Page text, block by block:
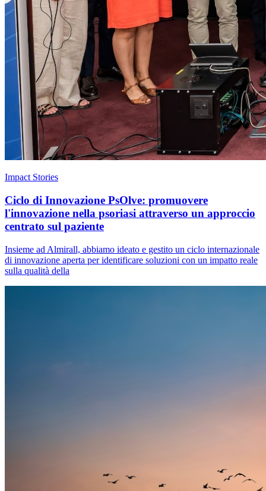
Impact Stories
Ciclo di Innovazione PsOlve: promuovere
l'innovazione nella psoriasi attraverso un approccio
centrato sul paziente
Insieme ad Almirall, abbiamo ideato e gestito un ciclo internazionale
di innovazione aperta per identificare soluzioni con un impatto reale
sulla qualità della